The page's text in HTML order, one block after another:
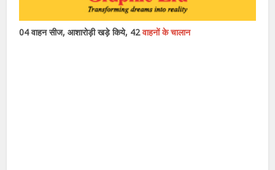
04 वाहन सीज, आशारोड़ी खड़े किये, 42वाहनों के चालान